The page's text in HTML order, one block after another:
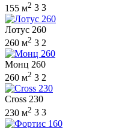
155 м2 3 3
Лотус 260
260 м2 3 2
Монц 260
260 м2 3 2
Cross 230
230 м2 3 3